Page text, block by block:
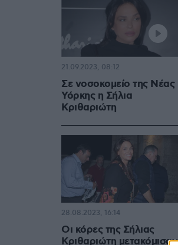
Σε νοσοκομείο της Νέας
Υόρκης η Σήλια
Κριθαριώτη
21.09.2023, 08:12
Οι κόρες της Σήλιας
Κριθαριώτη μετακόμισαν
28.08.2023, 16:14